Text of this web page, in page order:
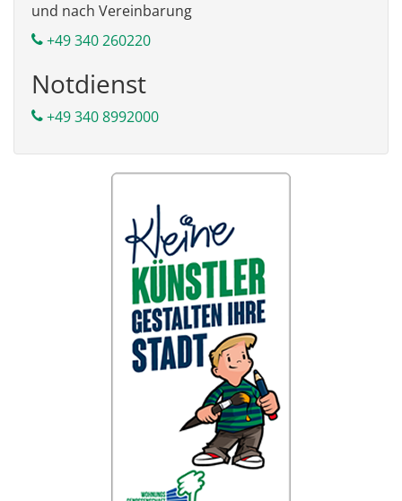
und nach Vereinbarung
+49 340 260220
Notdienst
+49 340 8992000